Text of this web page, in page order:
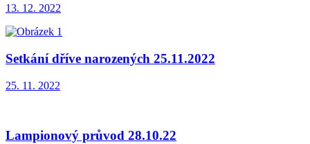
13. 12. 2022
Setkání dříve narozených 25.11.2022
25. 11. 2022
Lampionový průvod 28.10.22